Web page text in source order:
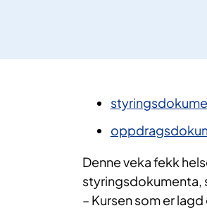
Denne veka fekk
styringsdokumenta,
– Kursen som er